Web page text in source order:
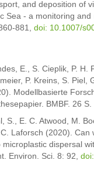
and deposition of
Sea - a monitoring
881, doi: 10.1007/
E., S. Cieplik, P. H.
P. Kreins, S. Piel,
Modellbasierte
BMBF. 26
S., E. C. Atwood, M.
Laforsch (2020). Can
microplastic dispersal
Environ. Sci. 8: 92,